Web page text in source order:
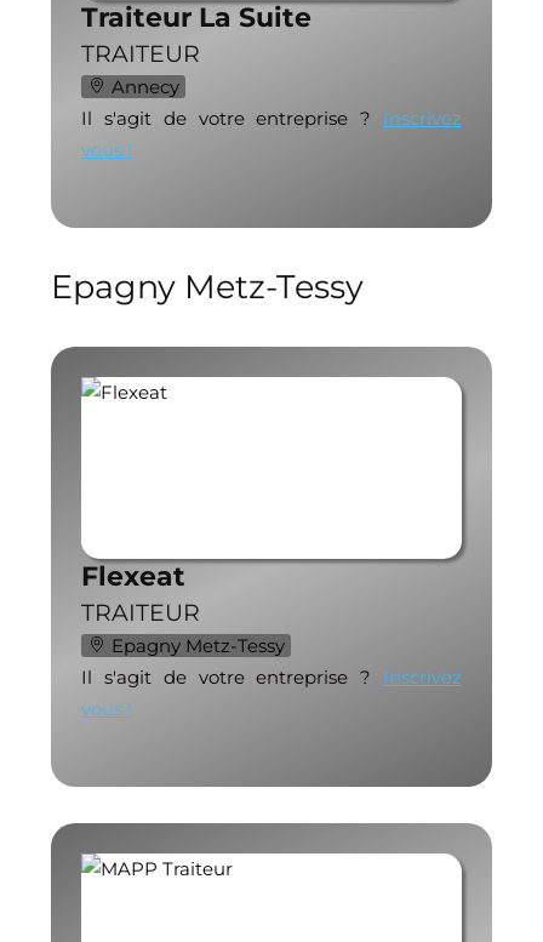
Traiteur La Suite
TRAITEUR
Annecy
Il s'agit de votre entreprise ? Inscrivez
vous !
Epagny Metz-Tessy
Flexeat
TRAITEUR
Epagny Metz-Tessy
Il s'agit de votre entreprise ? Inscrivez
vous !